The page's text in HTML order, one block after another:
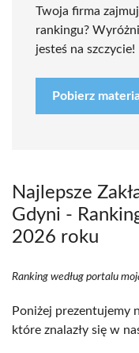
Twoja firma
rankingu?
jesteś na szczycie!
Pobierz
Najlepsze
Gdyni -
2026 roku
Ranking według portalu
Poniżej prezentujemy
które znalazły się w